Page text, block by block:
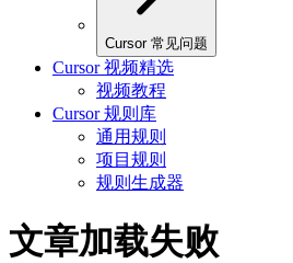
Cursor 常见问题
Cursor 视频精选
视频教程
Cursor 规则库
通用规则
项目规则
规则生成器
文章加载失败